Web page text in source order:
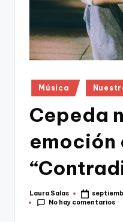
Publicado
en
Música
Cepeda
emoción
Publicado
por
Laura Salas
No hay comentarios